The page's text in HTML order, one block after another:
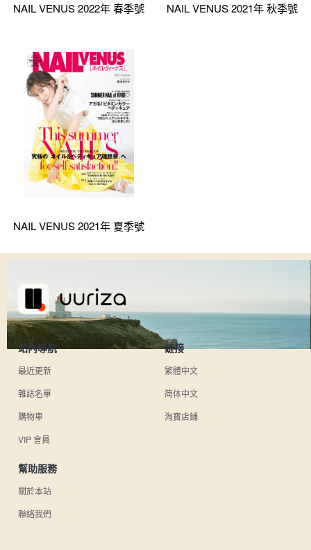
NAIL VENUS 2022年 春季號 NAIL VENUS 2021年 秋季號
NAIL VENUS 2021年 夏季號
站內導航
最近更新
雜誌名單
購物車
VIP 會員
鏈接
繁體中文
简体中文
淘寶店鋪
幫助服務
關於本站
聯絡我們